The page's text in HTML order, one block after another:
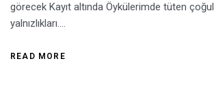
görecek Kayıt altında Öykülerimde tüten çoğul
yalnızlıkları....
READ MORE